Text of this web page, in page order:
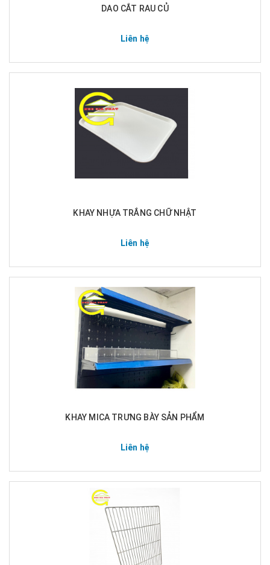
DAO CẮT RAU CỦ
Liên hệ
KHAY NHỰA TRẮNG CHỮ NHẬT
Liên hệ
KHAY MICA TRƯNG BÀY SẢN PHẨM
Liên hệ